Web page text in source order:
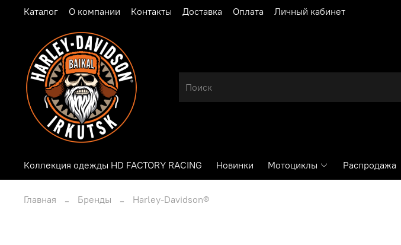
Каталог О компании Контакты Доставка Оплата Личный кабинет
Коллекция одежды HD FACTORY RACING Новинки Мотоциклы Распродажа
Главная Бренды Harley-Davidson®